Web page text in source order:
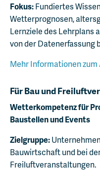
Fokus:Fundiertes
Wetterprognosen,
Lernziele des Lehrplans
von der Datenerfassung
Mehr Informationen
Für Bau und
Wetterkompetenz für
Baustellen und Events
Zielgruppe:
Bauwirtschaft und bei
Freiluftveranstaltungen.